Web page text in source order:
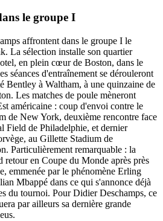
le groupe I
affrontent dans le groupe I le
La sélection installe son quartier
en plein cœur de Boston, dans le
séances d'entraînement se dérouleront
Bentley à Waltham, à une quinzaine de
Les matches de poule mèneront
américaine : coup d'envoi contre le
de New York, deuxième rencontre face
Field de Philadelphie, et dernier
au Gillette Stadium de
Particulièrement remarquable : la
retour en Coupe du Monde après près
emmenée par le phénomène Erling
Mbappé dans ce qui s'annonce déjà
du tournoi. Pour Didier Deschamps, ce
par ailleurs sa dernière grande